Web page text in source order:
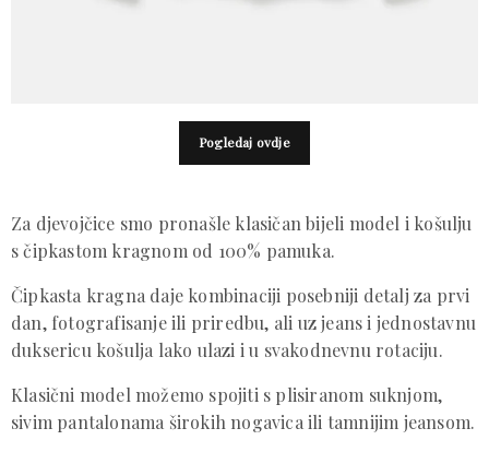
Pogledaj ovdje
Za djevojčice smo pronašle klasičan bijeli model i košulju
s čipkastom kragnom od 100% pamuka.
Čipkasta kragna daje kombinaciji posebniji detalj za prvi
dan, fotografisanje ili priredbu, ali uz jeans i jednostavnu
duksericu košulja lako ulazi i u svakodnevnu rotaciju.
Klasični model možemo spojiti s plisiranom suknjom,
sivim pantalonama širokih nogavica ili tamnijim jeansom.